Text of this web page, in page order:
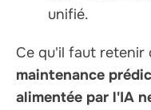
unifié.
Ce qu'il faut retenir
maintenance
alimentée par l'IA